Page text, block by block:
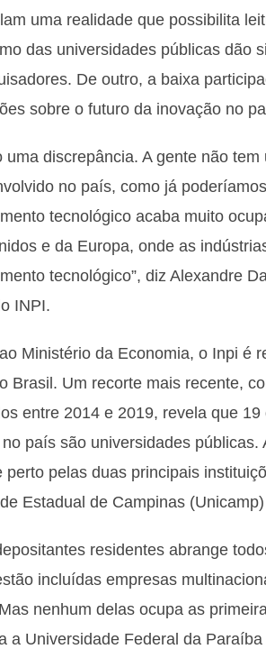
uma realidade que possibilita
das universidades públicas dão
De outro, a baixa
sobre o futuro da inovação no
uma discrepância. A gente não
no país, como já
tecnológico acaba muito
e da Europa, onde as
tecnológico”, diz Alexandre
INPI.
Ministério da Economia, o Inpi é
Brasil. Um recorte mais recente,
entre 2014 e 2019, revela que
país são universidades
perto pelas duas principais
Estadual de Campinas
residentes abrange
incluídas empresas
nenhum delas ocupa as
a Universidade Federal da